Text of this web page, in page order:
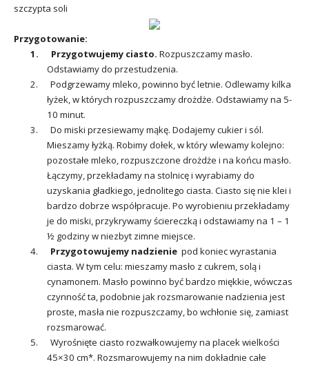
szczypta soli
Przygotowanie:
1. Przygotwujemy ciasto. Rozpuszczamy masło.
Odstawiamy do przestudzenia.
2. Podgrzewamy mleko, powinno być letnie. Odlewamy kilka
łyżek, w których rozpuszczamy drożdże. Odstawiamy na 5-
10 minut.
3. Do miski przesiewamy mąkę. Dodajemy cukier i sól.
Mieszamy łyżką. Robimy dołek, w który wlewamy kolejno:
pozostałe mleko, rozpuszczone drożdże i na końcu masło.
Łączymy, przekładamy na stolnicę i wyrabiamy do
uzyskania gładkiego, jednolitego ciasta. Ciasto się nie klei i
bardzo dobrze współpracuje. Po wyrobieniu przekładamy
je do miski, przykrywamy ściereczką i odstawiamy na 1 – 1
½ godziny w niezbyt zimne miejsce.
4. Przygotowujemy nadzienie pod koniec wyrastania
ciasta. W tym celu: mieszamy masło z cukrem, solą i
cynamonem. Masło powinno być bardzo miękkie, wówczas
czynność ta, podobnie jak rozsmarowanie nadzienia jest
proste, masła nie rozpuszczamy, bo wchłonie się, zamiast
rozsmarować.
5. Wyrośnięte ciasto rozwałkowujemy na placek wielkości
45×30 cm*. Rozsmarowujemy na nim dokładnie całe